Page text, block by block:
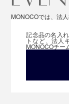
MONOCOでは、法
記念品の名入
トなど、法人
MONOCOチー